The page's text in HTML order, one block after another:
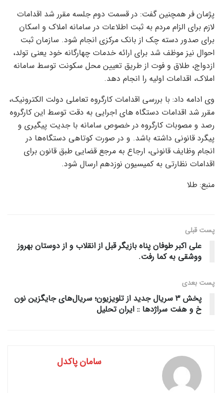
پژمان فر همچنین گفت: در قسمت دوم جلسه مقرر شد اقدامات
لازم برای الزام مردم به ثبت اطلاعات در سامانه املاک و اسکان
برای صدور دسته چک از بانک مرکزی انجام شود. سازمان ثبت
احوال نیز موظف شد برای ارائه خدمات چهارگانه خود یعنی تولد،
ازدواج، طلاق و فوت از طریق تعیین محل سکونت توسط سامانه
املاک، اقدامات اولیه را انجام دهد.
وی ادامه داد: با بررسی اقدامات کارگروه تعاملی دولت الکترونیک،
مقرر شد اقدامات دستگاه های اجرایی به دقت توسط این کارگروه
رصد و مصوبات کارگروه در خصوص سامانه با جدیت پیگیری و
پیگرد قانونی داشته باشد. و در صورت کوتاهی دستگاه‌ها در
انجام وظایف قانونی، ارجاع به مرجع قضایی طبق قانون برای
اقدامات نظارتی به کمیسیون نوزدهم ارسال شود.
منبع: طلا
پست قبلی
علی اکبر طوفان پناه بازیگر قبل از انقلاب و از دوستان بهروز
ووشقی به کما رفت.
پست‌ بعدی
پخش ۳ سریال جدید از تلویزیون؛ سریال‌های جایگزین نون
خ و هفت سراژد‌ها :: ایران تحلیل
سامان پاکدل